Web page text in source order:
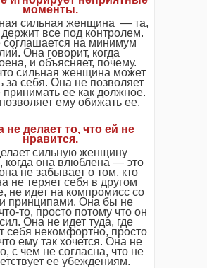
моменты.
сильная женщина — та,
держит все под контролем.
на минимум
Она говорит, когда
и объясняет, почему.
сильная женщина может
за себя. Она не позволяет
ее как должное.
ему обижать ее.
делает то, что ей не
нравится.
сильную женщину
когда она влюблена — это
не забывает о том, кто
не теряет себя в другом
не идет на компромисс со
принципами. Она бы не
то, просто потому что он
Она не идет туда, где
себя некомфортно, просто
ему так хочется. Она не
с чем не согласна, что не
ее убеждениям.